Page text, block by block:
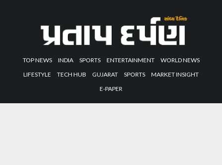
TOP NEWS INDIA SPORTS ENTERTAINMENT
WORLD NEWS
LIFESTYLE
TECH HUB GUJARAT SPORTS
MARKET INSIGHT
E-PAPER